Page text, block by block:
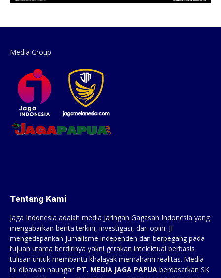
Media Group
Tentang Kami
Jaga Indonesia adalah media Jaringan Gagasan Indonesia yang
mengabarkan berita terkini, investigasi, dan opini. JI
mengedepankan jurnalisme independen dan berpegang pada
tujuan utama berdirinya yakni gerakan intelektual berbasis
tulisan untuk membantu khalayak memahami realitas. Media
ini dibawah naungan PT. MEDIA JAGA PAPUA berdasarkan SK